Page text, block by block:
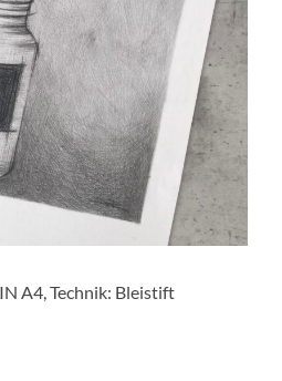
A4, Technik: Bleistift